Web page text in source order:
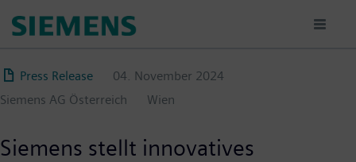
zum
Press Release
04. November 2024
Siemens AG Österreich
Wien
Siemens stellt innovatives